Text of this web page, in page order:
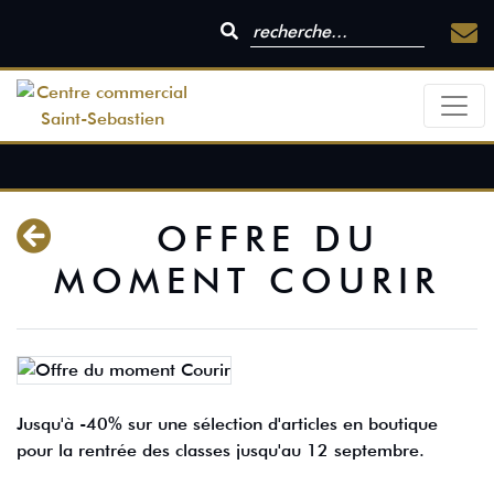
OFFRE DU
MOMENT COURIR
Jusqu'à -40% sur une sélection d'articles en boutique
pour la rentrée des classes jusqu'au 12 septembre.